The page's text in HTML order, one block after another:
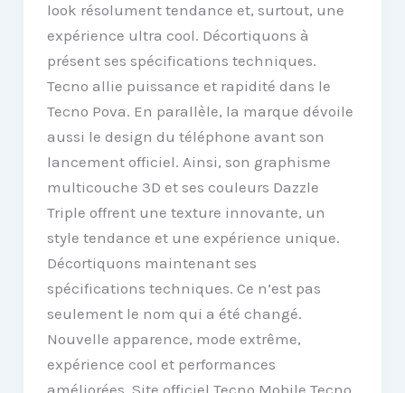
look résolument tendance et, surtout, une
expérience ultra cool. Décortiquons à
présent ses spécifications techniques.
Tecno allie puissance et rapidité dans le
Tecno Pova. En parallèle, la marque dévoile
aussi le design du téléphone avant son
lancement officiel. Ainsi, son graphisme
multicouche 3D et ses couleurs Dazzle
Triple offrent une texture innovante, un
style tendance et une expérience unique.
Décortiquons maintenant ses
spécifications techniques. Ce n’est pas
seulement le nom qui a été changé.
Nouvelle apparence, mode extrême,
expérience cool et performances